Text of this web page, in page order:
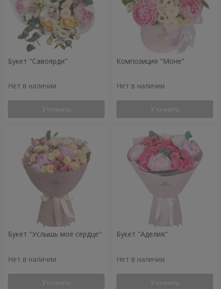
Букет "Савоярди"
Нет в наличии
Уточнить
Композиция "Моне"
Нет в наличии
Уточнить
Букет "Услышь моё сердце"
Нет в наличии
Уточнить
Букет "Аделия"
Нет в наличии
Уточнить